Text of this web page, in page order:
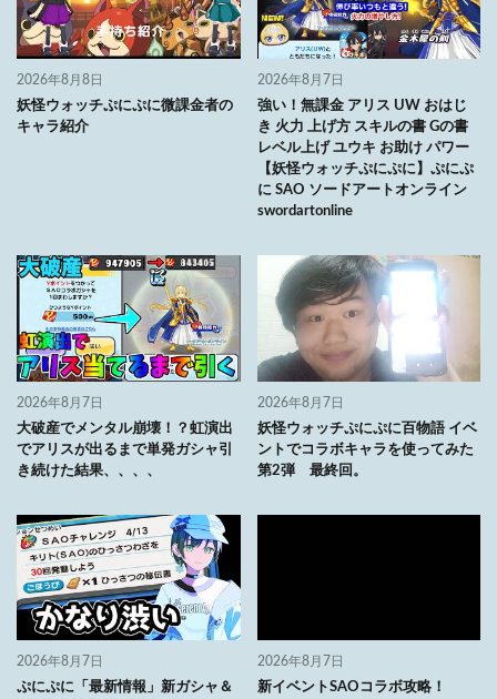
2026年8月8日
妖怪ウォッチぷにぷに微課金者の
キャラ紹介
2026年8月7日
強い！無課金 アリス UW おはじ
き 火力 上げ方 スキルの書 Gの書
レベル上げ ユウキ お助け パワー
【妖怪ウォッチぷにぷに】ぷにぷ
に SAO ソードアートオンライン
swordartonline
2026年8月7日
大破産でメンタル崩壊！？虹演出
でアリスが出るまで単発ガシャ引
き続けた結果、、、、
2026年8月7日
妖怪ウォッチぷにぷに百物語 イベ
ントでコラボキャラを使ってみた
第2弾 最終回。
2026年8月7日
ぷにぷに「最新情報」新ガシャ＆
2026年8月7日
新イベントSAOコラボ攻略！